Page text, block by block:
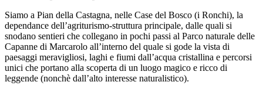
Siamo a Pian della Castagna, nelle Case del Bosco (i Ronchi), la
dependance dell’agriturismo-struttura principale, dalle quali si
snodano sentieri che collegano in pochi passi al Parco naturale delle
Capanne di Marcarolo all’interno del quale si gode la vista di
paesaggi meravigliosi, laghi e fiumi dall’acqua cristallina e percorsi
unici che portano alla scoperta di un luogo magico e ricco di
leggende (nonchè dall’alto interesse naturalistico).